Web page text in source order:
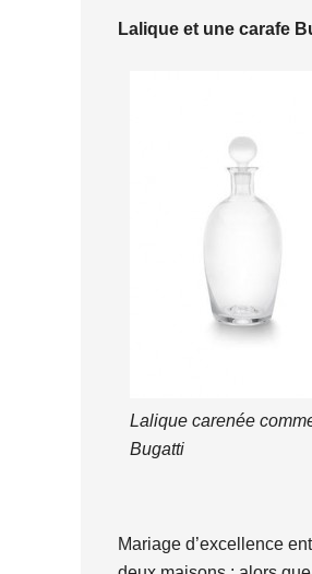
Lalique et une carafe
Lalique carenée
Bugatti
Mariage d’excellence